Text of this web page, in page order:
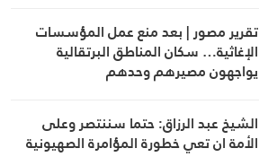
تقرير مصور | بعد منع عمل المؤسسات
الإغاثية… سكان المناطق البرتقالية
يواجهون مصيرهم وحدهم
الشيخ عبد الرزاق: حتما سننتصر وعلى
الأمة ان تعي خطورة المؤامرة الصهيونية